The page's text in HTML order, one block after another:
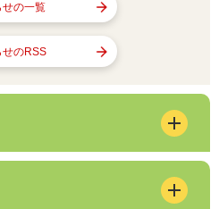
せの一覧
せのRSS